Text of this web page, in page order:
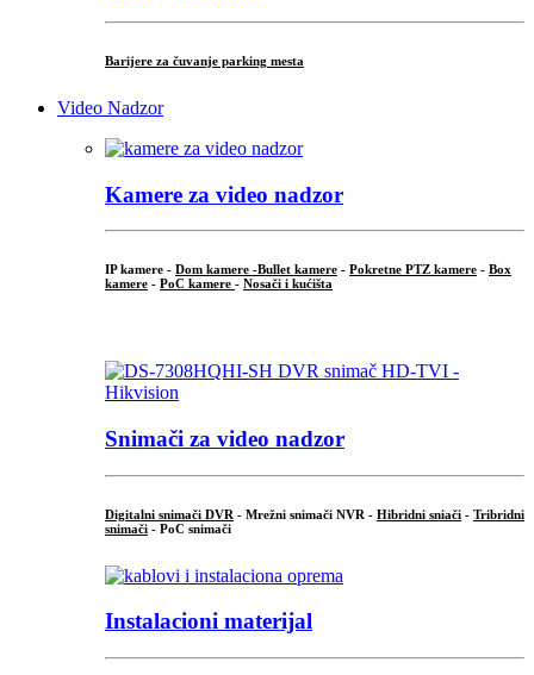
Barijere za čuvanje parking mesta
Video Nadzor
Kamere za video nadzor
IP kamere - Dom kamere -Bullet kamere - Pokretne PTZ kamere - Box
kamere - PoC kamere - Nosači i kućišta
Snimači za video nadzor
Digitalni snimači DVR - Mrežni snimači NVR - Hibridni sniači - Tribridni
snimači - PoC snimači
Instalacioni materijal